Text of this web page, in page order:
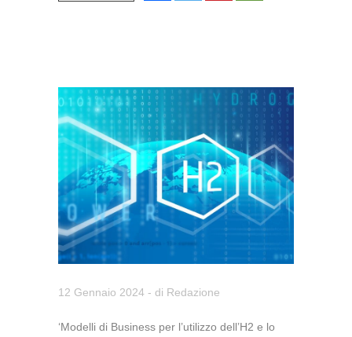
12 Gennaio 2024 - di Redazione
‘Modelli di Business per l’utilizzo dell’H2 e lo